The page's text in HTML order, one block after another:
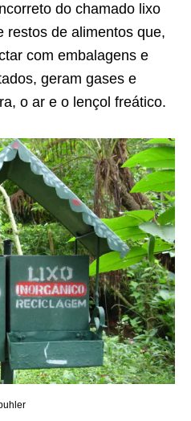
do chamado lixo
restos de alimentos que,
com embalagens e
geram gases e
o ar e o lençol freático.